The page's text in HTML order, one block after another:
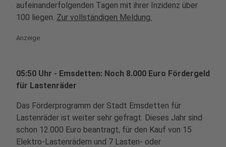
aufeinanderfolgenden Tagen mit ihrer Inzidenz über
100 liegen. Zur vollständigen Meldung.
Anzeige
05:50 Uhr - Emsdetten: Noch 8.000 Euro Fördergeld
für Lastenräder
Das Förderprogramm der Stadt Emsdetten für
Lastenräder ist weiter sehr gefragt. Dieses Jahr sind
schon 12.000 Euro beantragt, für den Kauf von 15
Elektro-Lastenrädern und 7 Lasten- oder